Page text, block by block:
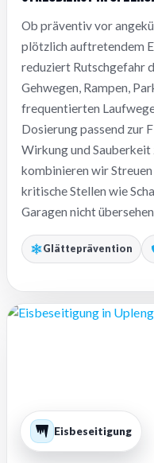
Ob präventiv vor
plötzlich auftretendem
reduziert Rutschgefahr
Gehwegen, Rampen,
frequentierten
Dosierung passend zur
Wirkung und Sauberkeit
kombinieren wir
kritische Stellen wie
Garagen nicht
Glätteprävention
Eisbeseitigung